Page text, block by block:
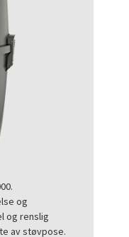
og
og renslig
av støvpose.